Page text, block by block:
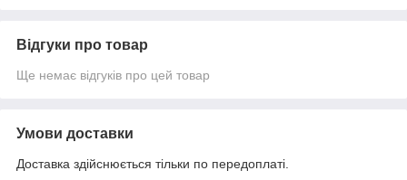
Відгуки про товар
Ще немає відгуків про цей товар
Умови доставки
Доставка здійснюється тільки по передоплаті.